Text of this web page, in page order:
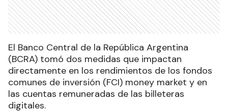
El Banco Central de la República Argentina
(BCRA) tomó dos medidas que impactan
directamente en los rendimientos de los fondos
comunes de inversión (FCI) money market y en
las cuentas remuneradas de las billeteras
digitales.